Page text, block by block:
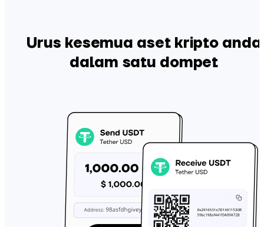
Urus kesemua aset kripto anda
dalam satu dompet